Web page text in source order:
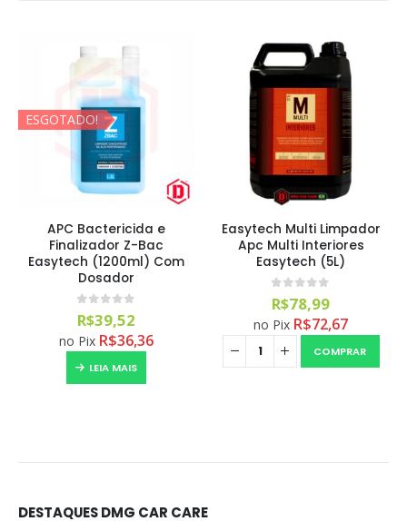
ESGOTADO!
APC Bactericida e
Finalizador Z-Bac
Easytech (1200ml) Com
Dosador
R$39,52
no Pix R$36,36
LEIA MAIS
Easytech Multi Limpador
Apc Multi Interiores
Easytech (5L)
R$78,99
no Pix R$72,67
COMPRAR
DESTAQUES DMG CAR CARE